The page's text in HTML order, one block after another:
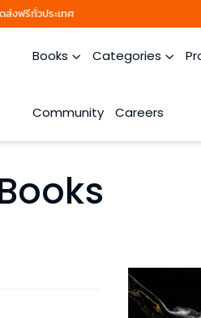
งฟรีทั่วประเทศ
Books Categories
Community Careers